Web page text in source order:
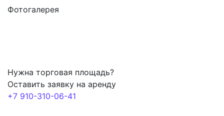
Фотогалерея
Нужна торговая площадь?
Оставить заявку на аренду
+7 910-310-06-41